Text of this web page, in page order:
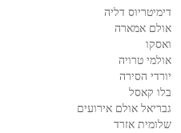
דימיטריוס דליה
אולם אמארה
ואסקו
אולמי טרויה
יורדי הסירה
בלו קאסל
גבריאל אולם אירועים
שלומית אזרד